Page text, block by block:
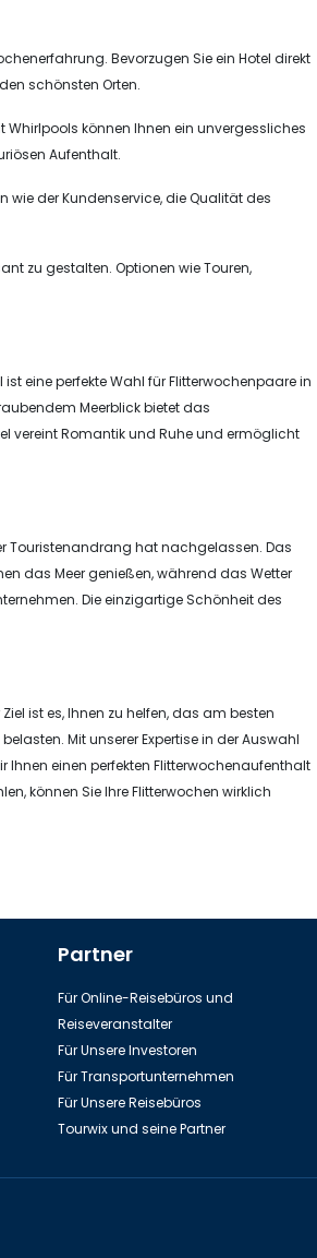
Bevorzugen Sie ein Hotel direkt
schönsten Orten.
können Ihnen ein unvergessliches
Aufenthalt.
wie der Kundenservice, die Qualität des
zu gestalten. Optionen wie Touren,
eine perfekte Wahl für Flitterwochenpaare in
Meerblick bietet das
vereint Romantik und Ruhe und ermöglicht
Touristenandrang hat nachgelassen. Das
das Meer genießen, während das Wetter
Die einzigartige Schönheit des
ist es, Ihnen zu helfen, das am besten
Mit unserer Expertise in der Auswahl
Ihnen einen perfekten Flitterwochenaufenthalt
können Sie Ihre Flitterwochen wirklich
Partner
Für Online-Reisebüros und
Reiseveranstalter
Für Unsere Investoren
Für Transportunternehmen
Für Unsere Reisebüros
Tourwix und seine Partner